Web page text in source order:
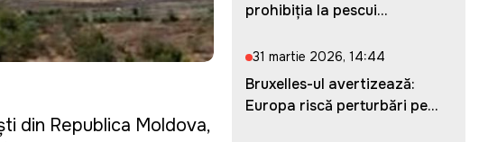
din Republica Moldova,
prohibiția la pescui...
31 martie 2026, 14:44
Bruxelles-ul avertizează:
Europa riscă perturbări pe...